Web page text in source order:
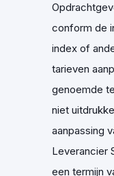
conform de
index of
tarieven
genoemde
niet
aanpassing
Leverancier
een termijn